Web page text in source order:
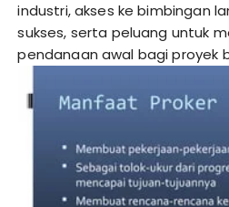
industri, akses ke bimbingan
sukses, serta peluang untuk
pendanaan awal bagi proyek